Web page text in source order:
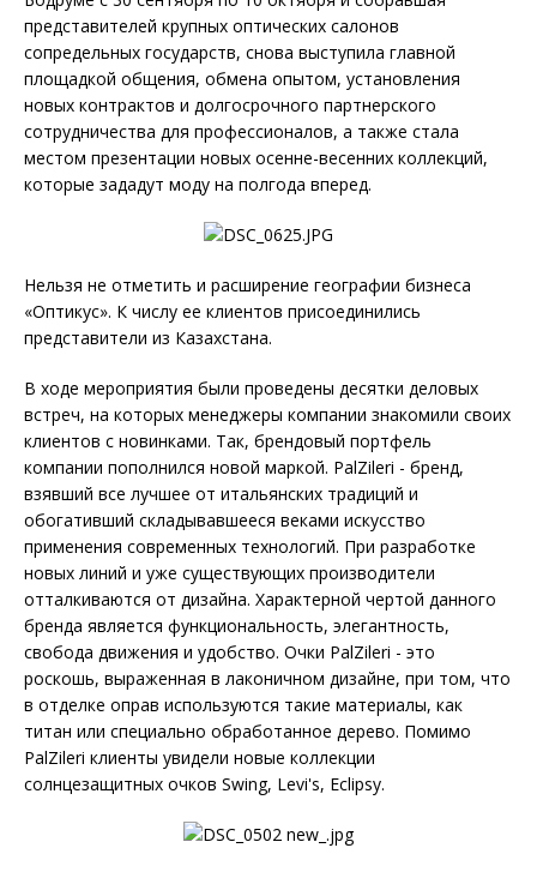
представителей крупных оптических салонов
сопредельных государств, снова выступила главной
площадкой общения, обмена опытом, установления
новых контрактов и долгосрочного партнерского
сотрудничества для профессионалов, а также стала
местом презентации новых осенне-весенних коллекций,
которые зададут моду на полгода вперед.
Нельзя не отметить и расширение географии бизнеса
«Оптикус». К числу ее клиентов присоединились
представители из Казахстана.
В ходе мероприятия были проведены десятки деловых
встреч, на которых менеджеры компании знакомили своих
клиентов с новинками. Так, брендовый портфель
компании пополнился новой маркой. PalZileri - бренд,
взявший все лучшее от итальянских традиций и
обогативший складывавшееся веками искусство
применения современных технологий. При разработке
новых линий и уже существующих производители
отталкиваются от дизайна. Характерной чертой данного
бренда является функциональность, элегантность,
свобода движения и удобство. Очки PalZileri - это
роскошь, выраженная в лаконичном дизайне, при том, что
в отделке оправ используются такие материалы, как
титан или специально обработанное дерево. Помимо
PalZileri клиенты увидели новые коллекции
солнцезащитных очков Swing, Levi's, Eclipsy.